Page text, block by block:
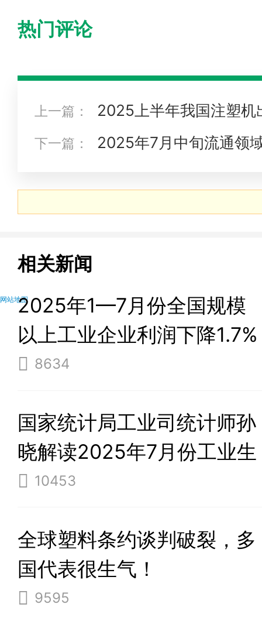
热门评论
上一篇：
2025上半年我国注塑机
口趋势预测
下一篇：
2025年7月中旬流通领
相关新闻
2025年1—7月份全国规模
以上工业企业利润下降1.7%
8634
国家统计局工业司统计师孙
晓解读2025年7月份工业生
产数据
10453
全球塑料条约谈判破裂，多
国代表很生气！
9595
网站地图